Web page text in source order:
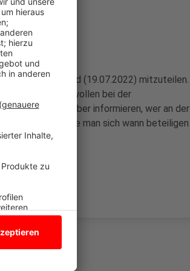
sie heute Abend (19.07.2022) mitzuteilen.
Die Städte wollen bei der
Berge“, darüber informieren, wer an der
und wie man sich wann beteiligen